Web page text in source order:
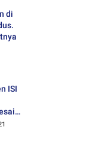
di
ISI